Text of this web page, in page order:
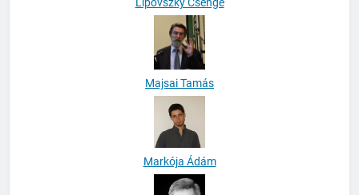
Lipovszky Csenge
Majsai Tamás
Markója Ádám